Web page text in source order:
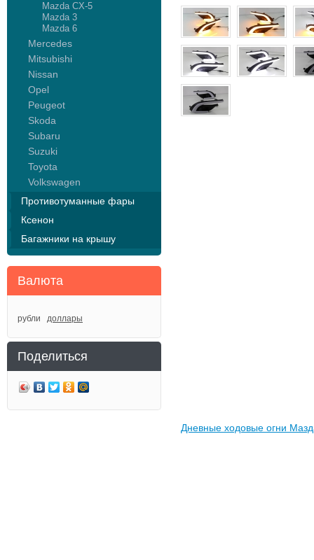
Mazda CX-5
Mazda 3
Mazda 6
Mercedes
Mitsubishi
Nissan
Opel
Peugeot
Skoda
Subaru
Suzuki
Toyota
Volkswagen
Противотуманные фары
Ксенон
Багажники на крышу
Валюта
рубли доллары
Поделиться
Дневные ходовые огни